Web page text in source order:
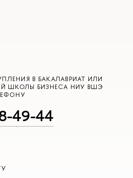
В БАКАЛАВРИАТ ИЛИ
ШКОЛЫ БИЗНЕСА НИУ ВШЭ
49-44